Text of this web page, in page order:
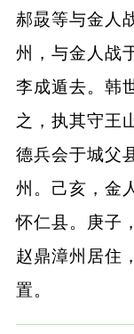
郝晸等与金人
州，与金人战
李成遁去。韩
之，执其守王
德兵会于城父
州。己亥，金
怀仁县。庚子
赵鼎漳州居住
置。